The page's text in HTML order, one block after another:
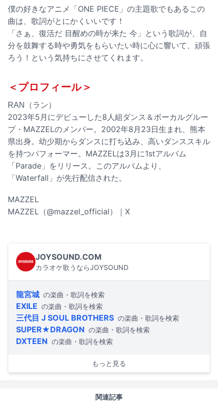
僕の好きなアニメ「ONE PIECE」の主題歌でもあるこの
曲は、歌詞がとにかくいいです！
「さぁ、復活だ 目醒めの時が来た 今」という歌詞が、自
分を鼓舞する時や勇気をもらいたい時に心に響いて、頑張
ろう！という気持ちにさせてくれます。
＜プロフィール＞
RAN（ラン）
2023年5月にデビューした8人組ダンス＆ボーカルグルー
プ・MAZZELのメンバー。2002年8月23日生まれ、熊本
県出身。幼少期からダンスに打ち込み、高いダンススキル
を持つパフォーマー。MAZZELは3月に1stアルバム
「Parade」をリリース。このアルバムより、
「Waterfall」が先行配信された。
MAZZEL
MAZZEL（@mazzel_official）｜X
JOYSOUND.COM
カラオケ歌うならJOYSOUND
龍宮城 の楽曲・歌詞を検索
EXILE の楽曲・歌詞を検索
三代目 J SOUL BROTHERS の楽曲・歌詞を検索
SUPER★DRAGON の楽曲・歌詞を検索
DXTEEN の楽曲・歌詞を検索
もっと見る
関連記事